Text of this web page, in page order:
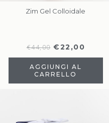
Zim Gel Colloidale
€44,00 €22,00
AGGIUNGI AL
CARRELLO